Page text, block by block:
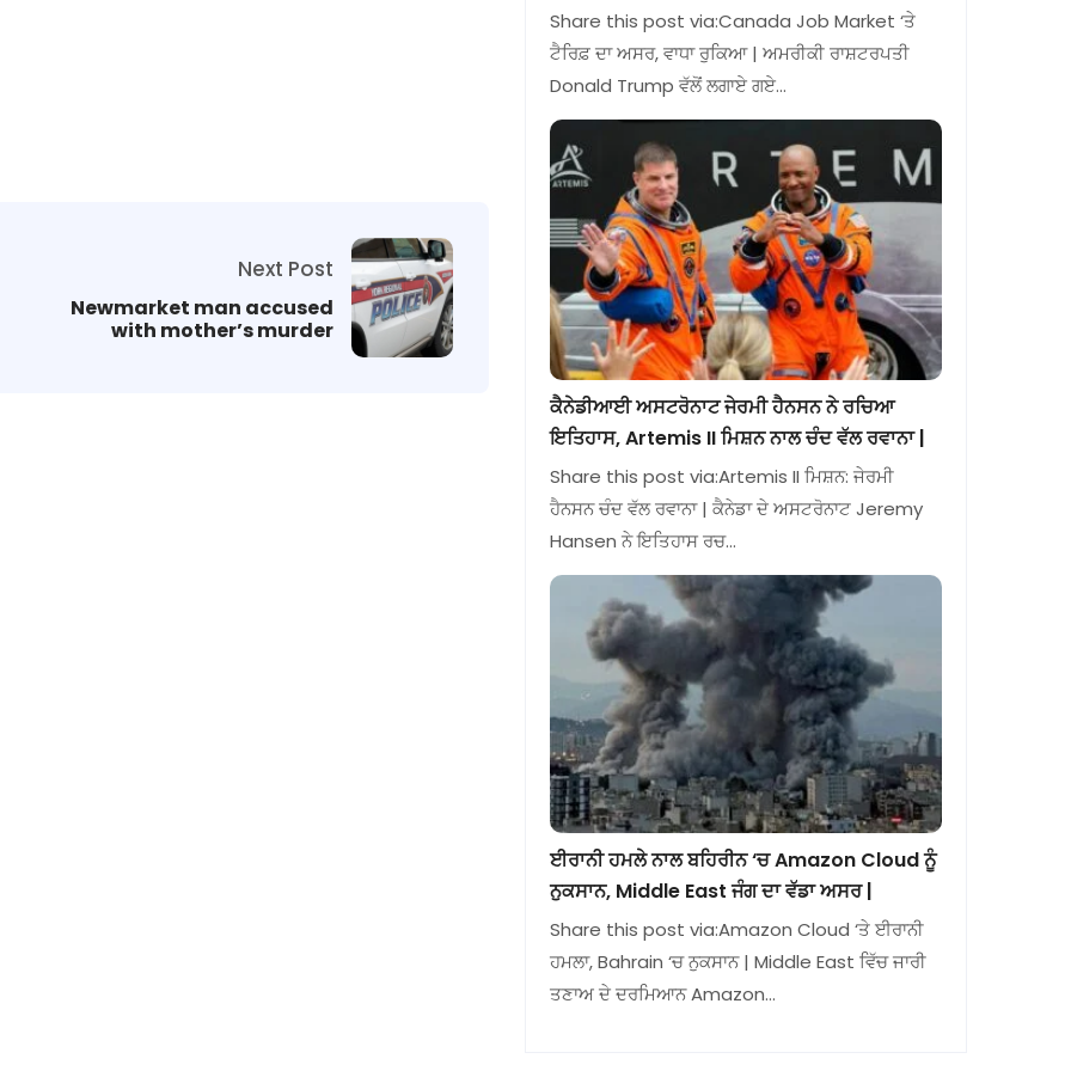
Next Post
Newmarket man accused
with mother’s murder
Share this post via:Canada Job Market ‘ਤੇ
ਟੈਰਿਫ਼ ਦਾ ਅਸਰ, ਵਾਧਾ ਰੁਕਿਆ | ਅਮਰੀਕੀ ਰਾਸ਼ਟਰਪਤੀ
Donald Trump ਵੱਲੋਂ ਲਗਾਏ ਗਏ…
ਕੈਨੇਡੀਆਈ ਅਸਟਰੋਨਾਟ ਜੇਰਮੀ ਹੈਨਸਨ ਨੇ ਰਚਿਆ
ਇਤਿਹਾਸ, Artemis II ਮਿਸ਼ਨ ਨਾਲ ਚੰਦ ਵੱਲ ਰਵਾਨਾ |
Share this post via:Artemis II ਮਿਸ਼ਨ: ਜੇਰਮੀ
ਹੈਨਸਨ ਚੰਦ ਵੱਲ ਰਵਾਨਾ | ਕੈਨੇਡਾ ਦੇ ਅਸਟਰੋਨਾਟ Jeremy
Hansen ਨੇ ਇਤਿਹਾਸ ਰਚ…
ਈਰਾਨੀ ਹਮਲੇ ਨਾਲ ਬਹਿਰੀਨ ‘ਚ Amazon Cloud ਨੂੰ
ਨੁਕਸਾਨ, Middle East ਜੰਗ ਦਾ ਵੱਡਾ ਅਸਰ |
Share this post via:Amazon Cloud ‘ਤੇ ਈਰਾਨੀ
ਹਮਲਾ, Bahrain ‘ਚ ਨੁਕਸਾਨ | Middle East ਵਿੱਚ ਜਾਰੀ
ਤਣਾਅ ਦੇ ਦਰਮਿਆਨ Amazon…